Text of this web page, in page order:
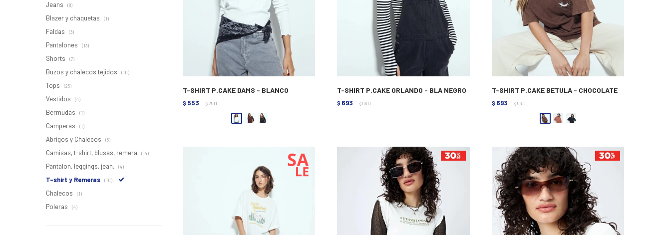
T-SHIRT P.CAKE DAMS - BLANCO
$ 553 $ 790
T-SHIRT P.CAKE ORLANDO - BLA NEGRO
$ 693 $ 990
T-SHIRT P.CAKE BETULA - CHOCOLATE
$ 693 $ 990
Jeans (8)
Blazer y chaquetas (1)
Faldas (3)
Pantalones (13)
Shorts (7)
Buzos y chalecos tejidos (10)
Tops (25)
Vestidos (4)
Bermudas (1)
Camperas (1)
Abrigos y Chalecos (5)
Camisas, t-shirt, blusas, remera (14)
Pantalon, leggings, jean. (4)
T-shirt y Remeras (10)
Chalecos (1)
Poleras (4)